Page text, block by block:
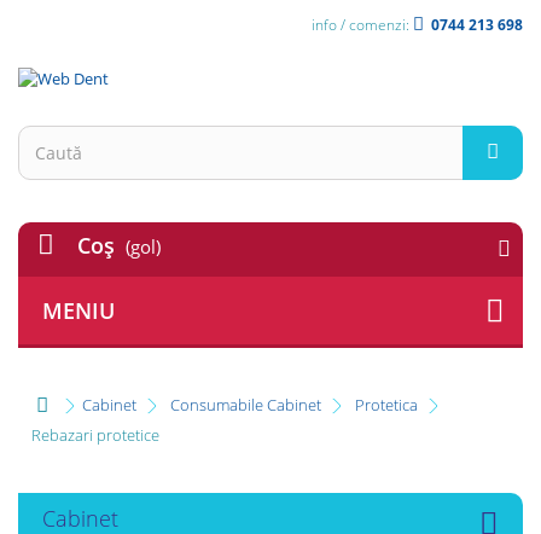
info / comenzi: 0744 213 698
Coş (gol)
MENIU
Cabinet Consumabile Cabinet
Protetica
Rebazari protetice
Cabinet